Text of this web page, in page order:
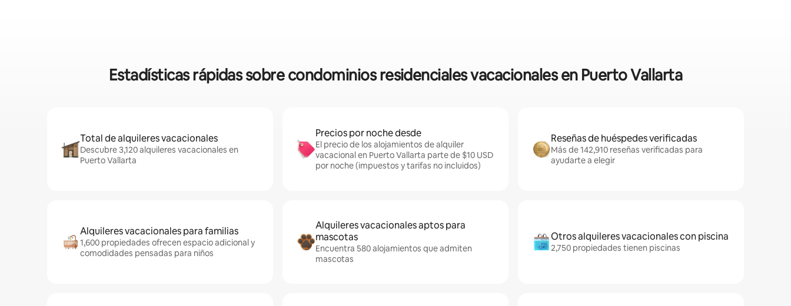
Estadísticas rápidas sobre condominios residenciales vacacionales en Puerto Vallarta
Total de alquileres vacacionales
Descubre 3,120 alquileres vacacionales en
Puerto Vallarta
Precios por noche desde
El precio de los alojamientos de alquiler
vacacional en Puerto Vallarta parte de $10 USD
por noche (impuestos y tarifas no incluidos)
Reseñas de huéspedes verificadas
Más de 142,910 reseñas verificadas para
ayudarte a elegir
Alquileres vacacionales para familias
1,600 propiedades ofrecen espacio adicional y
comodidades pensadas para niños
Alquileres vacacionales aptos para
mascotas
Encuentra 580 alojamientos que admiten
mascotas
Otros alquileres vacacionales con piscina
2,750 propiedades tienen piscinas